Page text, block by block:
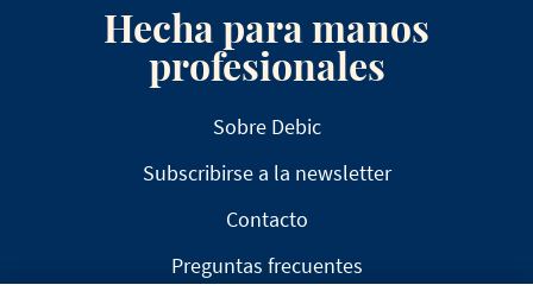
Hecha para manos
profesionales
Sobre Debic
Subscribirse a la newsletter
Contacto
Preguntas frecuentes